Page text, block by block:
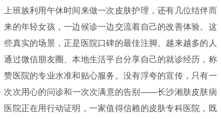
上班族利用午休时间来做一次皮肤护理，还有几位结伴而
来的年轻女孩，一边候诊一边交流着自己的改善体验。这
些真实的场景，正是医院口碑的最佳注脚。越来越多的人
通过微信朋友圈、本地生活平台分享自己的就诊经历，称
赞医院的专业水准和贴心服务。没有浮夸的宣传，只有一
次次用心的问诊和一次次满意的告别——长沙湘肤皮肤病
医院正在用行动证明，一家值得信赖的皮肤专科医院，既